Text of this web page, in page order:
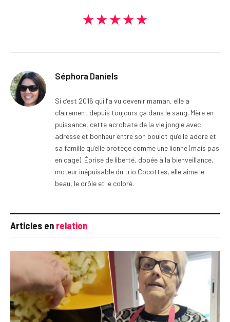
★★★★★
Séphora Daniels
Si c’est 2016 qui l’a vu devenir maman, elle a
clairement depuis toujours ça dans le sang. Mère en
puissance, cette acrobate de la vie jongle avec
adresse et bonheur entre son boulot qu’elle adore et
sa famille qu’elle protège comme une lionne (mais pas
en cage). Éprise de liberté, dopée à la bienveillance,
moteur inépuisable du trio Cocottes, elle aime le
beau, le drôle et le coloré.
Articles en relation